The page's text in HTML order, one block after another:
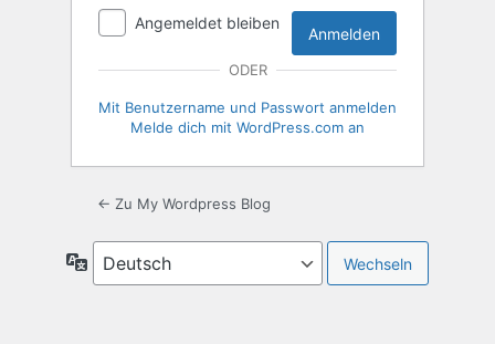
Angemeldet bleiben
ODER
Mit Benutzername und Passwort anmelden
Melde dich mit WordPress.com an
← Zu My Wordpress Blog
Sprache